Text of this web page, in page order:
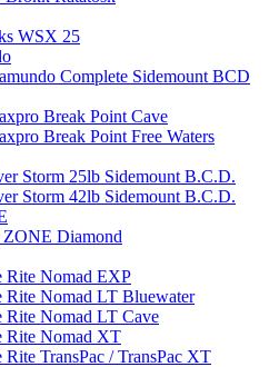
WSX 25
Complete Sidemount BCD
Break Point Cave
Break Point Free Waters
Storm 25lb Sidemount B.C.D.
Storm 42lb Sidemount B.C.D.
Diamond
Rite Nomad EXP
Rite Nomad LT Bluewater
Rite Nomad LT Cave
Rite Nomad XT
Rite TransPac / TransPac XT